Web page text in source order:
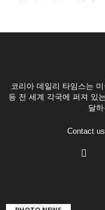
코리아 데일리 타임스는
등 전 세계 각국에 퍼져 있
달
Contact